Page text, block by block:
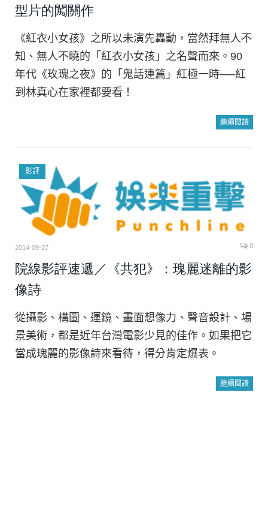
型片的闖關作
《紅衣小女孩》之所以未演先轟動，當然拜無人不
知、無人不曉的「紅衣小女孩」之名聲而來。90
年代《玫瑰之夜》的「鬼話連篇」紅極一時──紅
到林真心在家裡都要看！
繼續閱讀
影評
2014-09-27 0
院線影評速遞／《共犯》：瑰麗迷離的影
像詩
從攝影、構圖、運鏡、畫面想像力、聲音設計、場
景美術，都是近年台灣電影少見的佳作。如果把它
當成瑰麗的影像詩來看待，得分肯定爆表。
繼續閱讀